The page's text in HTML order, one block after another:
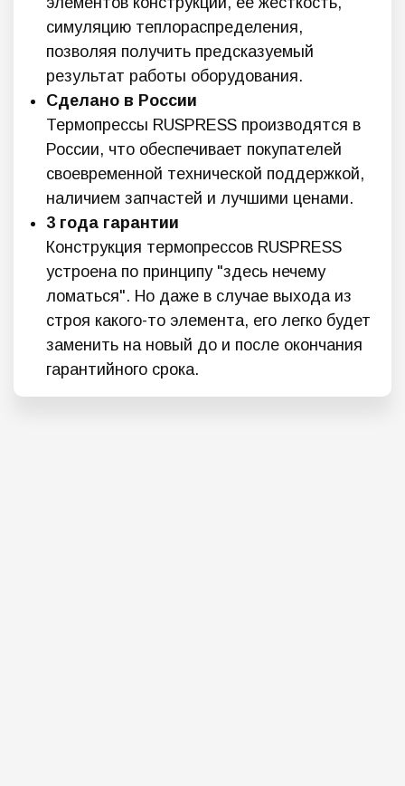
симуляцию теплораспределения,
позволяя получить предсказуемый
результат работы оборудования.
Сделано в России
Термопрессы RUSPRESS производятся в
России, что обеспечивает покупателей
своевременной технической поддержкой,
наличием запчастей и лучшими ценами.
3 года гарантии
Конструкция термопрессов RUSPRESS
устроена по принципу "здесь нечему
ломаться". Но даже в случае выхода из
строя какого-то элемента, его легко будет
заменить на новый до и после окончания
гарантийного срока.